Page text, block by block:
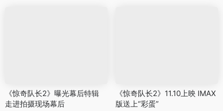
《惊奇队长2》曝光幕后特辑
走进拍摄现场幕后
《惊奇队长2》11.10上映 IMAX
版送上“彩蛋”